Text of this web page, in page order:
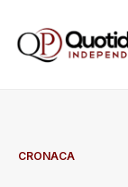
CRONACA